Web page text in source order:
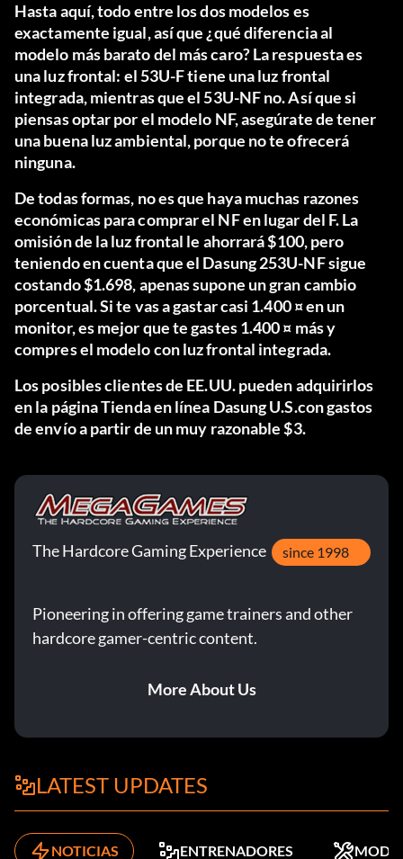
Hasta aquí, todo entre los dos modelos es
exactamente igual, así que ¿qué diferencia al
modelo más barato del más caro? La respuesta es
una luz frontal: el 53U-F tiene una luz frontal
integrada, mientras que el 53U-NF no. Así que si
piensas optar por el modelo NF, asegúrate de tener
una buena luz ambiental, porque no te ofrecerá
ninguna.
De todas formas, no es que haya muchas razones
económicas para comprar el NF en lugar del F. La
omisión de la luz frontal le ahorrará $100, pero
teniendo en cuenta que el Dasung 253U-NF sigue
costando $1.698, apenas supone un gran cambio
porcentual. Si te vas a gastar casi 1.400 ¤ en un
monitor, es mejor que te gastes 1.400 ¤ más y
compres el modelo con luz frontal integrada.
Los posibles clientes de EE.UU. pueden adquirirlos
en la páginaTienda en línea Dasung U.S.con gastos
de envío a partir de un muy razonable $3.
The Hardcore Gaming Experience since 1998
Pioneering in offering game trainers and other
hardcore gamer-centric content.
More About Us
LATEST UPDATES
NOTICIAS ENTRENADORES MODS